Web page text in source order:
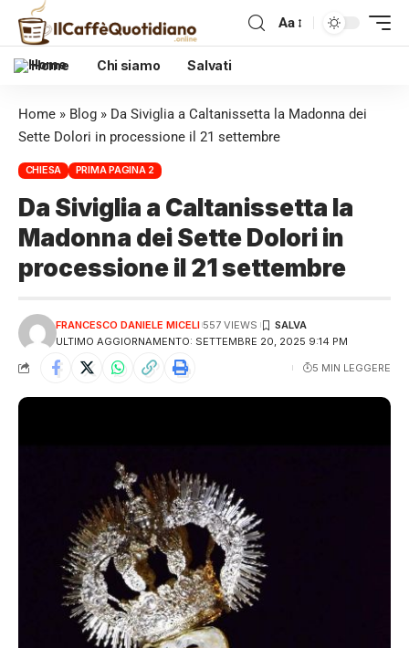
Aa
Home Chi siamo Salvati
Home » Blog » Da Siviglia a Caltanissetta la Madonna dei
Sette Dolori in processione il 21 settembre
CHIESA PRIMA PAGINA 2
Da Siviglia a Caltanissetta la
Madonna dei Sette Dolori in
processione il 21 settembre
ULTIMO AGGIORNAMENTO: SETTEMBRE 20, 2025 9:14 PM
FRANCESCO DANIELE MICELI 557 VIEWS
5 MIN LEGGERE